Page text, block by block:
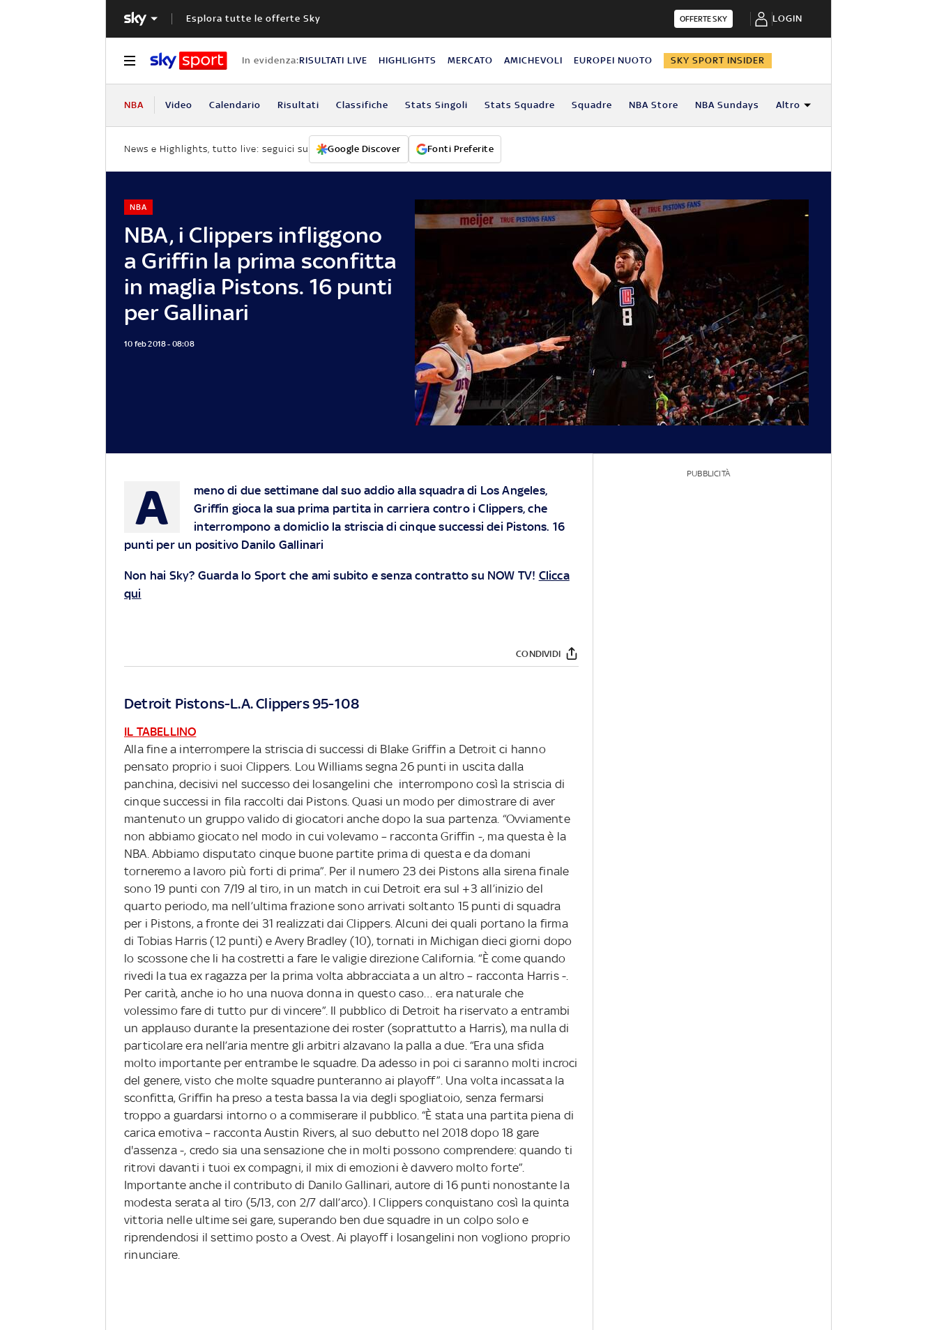
Esplora tutte le offerte Sky OFFERTE SKY LOGIN
In evidenza:RISULTATI LIVE HIGHLIGHTS MERCATO AMICHEVOLI EUROPEI NUOTO SKY SPORT INSIDER
NBA Video Calendario Risultati Classifiche Stats Singoli Stats Squadre Squadre NBA Store NBA Sundays Altro
News e Highlights, tutto live: seguici su Google Discover Fonti Preferite
NBA, i Clippers infliggono
a Griffin la prima sconfitta
in maglia Pistons. 16 punti
per Gallinari
NBA
10 feb 2018 - 08:08
A
meno di due settimane dal suo addio alla squadra di Los Angeles,
Griffin gioca la sua prima partita in carriera contro i Clippers, che
interrompono a domiclio la striscia di cinque successi dei Pistons. 16
punti per un positivo Danilo Gallinari
Non hai Sky? Guarda lo Sport che ami subito e senza contratto su NOW TV! Clicca
qui
CONDIVIDI
Detroit Pistons-L.A. Clippers 95-108
IL TABELLINO
Alla fine a interrompere la striscia di successi di Blake Griffin a Detroit ci hanno
pensato proprio i suoi Clippers. Lou Williams segna 26 punti in uscita dalla
panchina, decisivi nel successo dei losangelini che interrompono così la striscia di
cinque successi in fila raccolti dai Pistons. Quasi un modo per dimostrare di aver
mantenuto un gruppo valido di giocatori anche dopo la sua partenza. “Ovviamente
non abbiamo giocato nel modo in cui volevamo – racconta Griffin -, ma questa è la
NBA. Abbiamo disputato cinque buone partite prima di questa e da domani
torneremo a lavoro più forti di prima”. Per il numero 23 dei Pistons alla sirena finale
sono 19 punti con 7/19 al tiro, in un match in cui Detroit era sul +3 all’inizio del
quarto periodo, ma nell’ultima frazione sono arrivati soltanto 15 punti di squadra
per i Pistons, a fronte dei 31 realizzati dai Clippers. Alcuni dei quali portano la firma
di Tobias Harris (12 punti) e Avery Bradley (10), tornati in Michigan dieci giorni dopo
lo scossone che li ha costretti a fare le valigie direzione California. “È come quando
rivedi la tua ex ragazza per la prima volta abbracciata a un altro – racconta Harris -.
Per carità, anche io ho una nuova donna in questo caso… era naturale che
volessimo fare di tutto pur di vincere”. Il pubblico di Detroit ha riservato a entrambi
un applauso durante la presentazione dei roster (soprattutto a Harris), ma nulla di
particolare era nell’aria mentre gli arbitri alzavano la palla a due. “Era una sfida
molto importante per entrambe le squadre. Da adesso in poi ci saranno molti incroci
del genere, visto che molte squadre punteranno ai playoff”. Una volta incassata la
sconfitta, Griffin ha preso a testa bassa la via degli spogliatoio, senza fermarsi
troppo a guardarsi intorno o a commiserare il pubblico. “È stata una partita piena di
carica emotiva – racconta Austin Rivers, al suo debutto nel 2018 dopo 18 gare
d'assenza -, credo sia una sensazione che in molti possono comprendere: quando ti
ritrovi davanti i tuoi ex compagni, il mix di emozioni è davvero molto forte”.
Importante anche il contributo di Danilo Gallinari, autore di 16 punti nonostante la
modesta serata al tiro (5/13, con 2/7 dall’arco). I Clippers conquistano così la quinta
vittoria nelle ultime sei gare, superando ben due squadre in un colpo solo e
riprendendosi il settimo posto a Ovest. Ai playoff i losangelini non vogliono proprio
rinunciare.
PUBBLICITÀ